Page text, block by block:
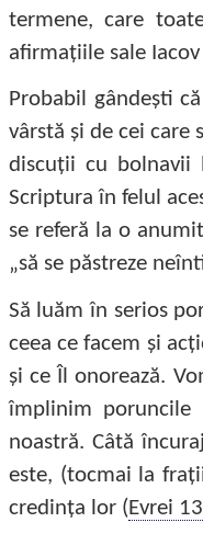
termene, care
afirmaţiile sale
Probabil gândeşti
vârstă şi de cei
discuţii cu
Scriptura în felul
se referă la o
„să se păstreze
Să luăm în serios
ceea ce facem şi
şi ce Îl onorează.
împlinim poruncile
noastră. Câtă
este, (tocmai la
credinţa lor (Evrei